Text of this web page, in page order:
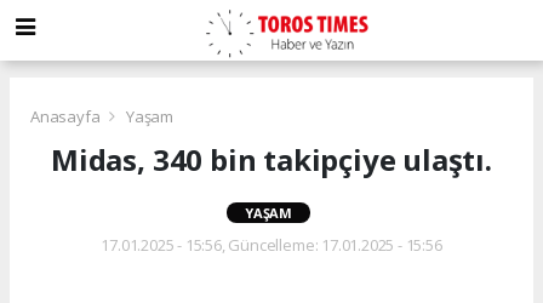
Anasayfa Yaşam
Midas, 340 bin takipçiye ulaştı.
YAŞAM
17.01.2025 - 15:56, Güncelleme: 17.01.2025 - 15:56